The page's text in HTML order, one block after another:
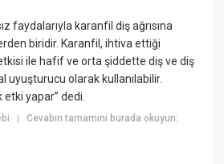
faydalarıyla karanfil diş ağrısına
biridir. Karanfil, ihtiva ettiği
ile hafif ve orta şiddette diş ve diş
uyuşturucu olarak kullanılabilir.
yapar” dedi.
|Cevabın tamamını burada okuyun: